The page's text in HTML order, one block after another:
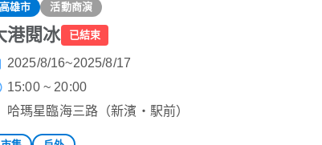
高雄市 活動商演
港閱冰 已結束
2025/8/16~2025/8/17
15:00 ~ 20:00
哈瑪星臨海三路（新濱・駅前）